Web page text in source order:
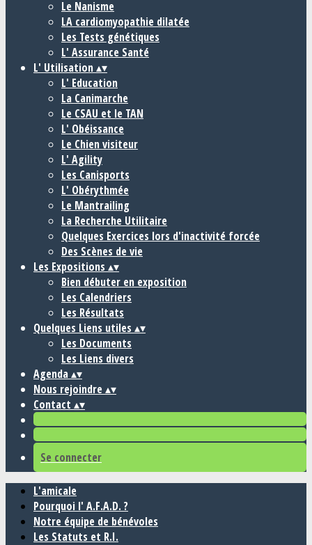
Le Nanisme
LA cardiomyopathie dilatée
Les Tests génétiques
L' Assurance Santé
L' Utilisation▴▾
L' Education
La Canimarche
Le CSAU et le TAN
L' Obéissance
Le Chien visiteur
L' Agility
Les Canisports
L' Obérythmée
Le Mantrailing
La Recherche Utilitaire
Quelques Exercices lors d'inactivité forcée
Des Scènes de vie
Les Expositions ▴▾
Bien débuter en exposition
Les Calendriers
Les Résultats
Quelques Liens utiles ▴▾
Les Documents
Les Liens divers
Agenda▴▾
Nous rejoindre▴▾
Contact ▴▾
Se connecter
L'amicale
Pourquoi l' A.F.A.D. ?
Notre équipe de bénévoles
Les Statuts et R.I.